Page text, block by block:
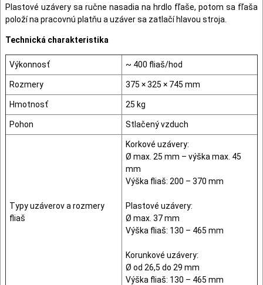
Plastové uzávery sa ručne nasadia na hrdlo fľaše, potom sa fľaša
položí na pracovnú platňu a uzáver sa zatlačí hlavou stroja.
Technická charakteristika
Výkonnosť ~ 400 fliaš/hod
Rozmery 375 × 325 × 745 mm
Hmotnosť 25 kg
Pohon Stlačený vzduch
Typy uzáverov a rozmery
fliaš
Korkové uzávery:
Ø max. 25 mm – výška max. 45
mm
Výška fliaš: 200 – 370 mm
Plastové uzávery:
Ø max. 37 mm
Výška fliaš: 130 – 465 mm
Korunkové uzávery:
Ø od 26,5 do 29 mm
Výška fliaš: 130 – 465 mm